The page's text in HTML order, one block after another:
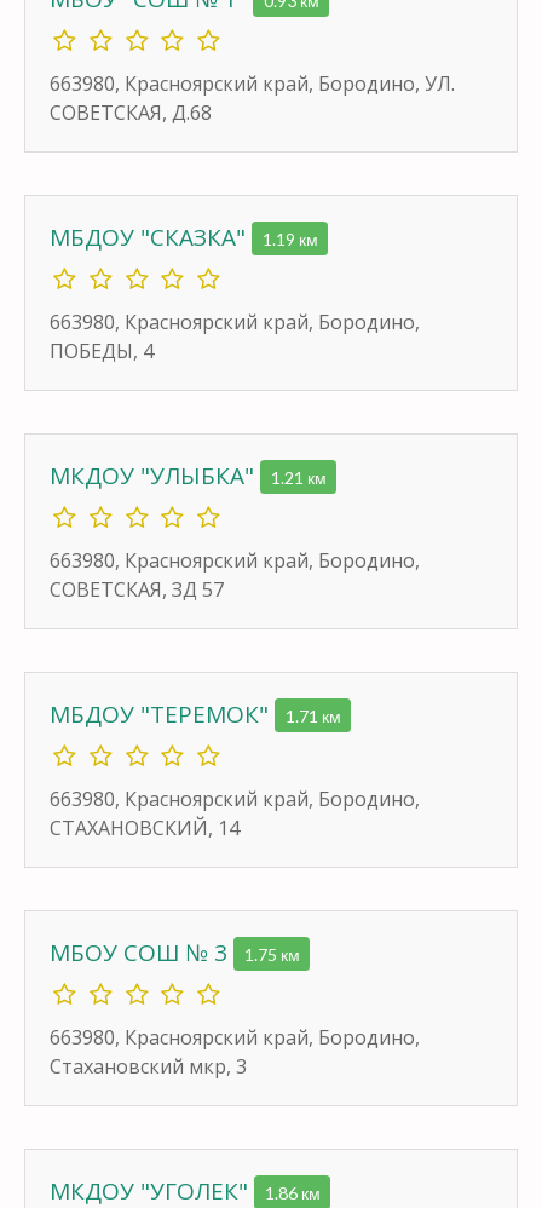
663980, Красноярский край, Бородино, УЛ.
СОВЕТСКАЯ, Д.68
МБДОУ "СКАЗКА" 1.19 км
663980, Красноярский край, Бородино,
ПОБЕДЫ, 4
МКДОУ "УЛЫБКА" 1.21 км
663980, Красноярский край, Бородино,
СОВЕТСКАЯ, ЗД 57
МБДОУ "ТЕРЕМОК" 1.71 км
663980, Красноярский край, Бородино,
СТАХАНОВСКИЙ, 14
МБОУ СОШ № 3 1.75 км
663980, Красноярский край, Бородино,
Стахановский мкр, 3
МКДОУ "УГОЛЕК" 1.86 км